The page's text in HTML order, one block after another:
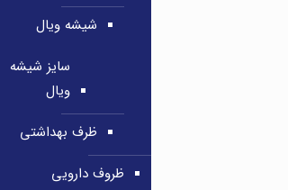
شیشه ویال
سایز شیشه
ویال
ظرف بهداشتی
ظروف دارویی